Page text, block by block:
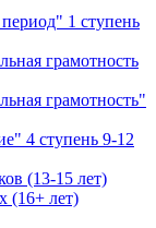
1 ступень
грамотность
грамотность"
4 ступень 9-12
(13-15 лет)
(16+ лет)